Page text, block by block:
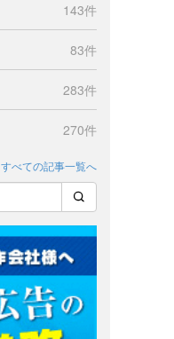
143件
83件
283件
270件
すべての記事一覧へ